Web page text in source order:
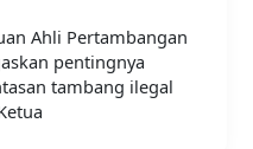
Ahli Pertambangan
pentingnya
tambang ilegal